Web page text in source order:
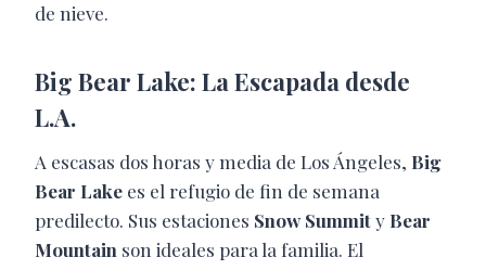
de nieve.
Big Bear Lake: La Escapada desde
L.A.
A escasas dos horas y media de Los Ángeles, Big
Bear Lake es el refugio de fin de semana
predilecto. Sus estaciones Snow Summity Bear
Mountain son ideales para la familia. El